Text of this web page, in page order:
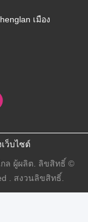
เมือง
ว็บไซต์
ล ผู้ผลิต. ลิขสิทธิ์ ©
. สงวนลิขสิทธิ์.